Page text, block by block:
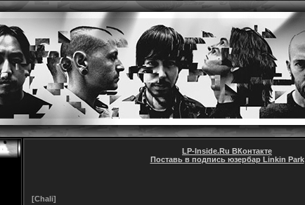
LP-Inside.Ru ВКонтакте
Поставь в подпись юзербар Linkin Park
[Chali]